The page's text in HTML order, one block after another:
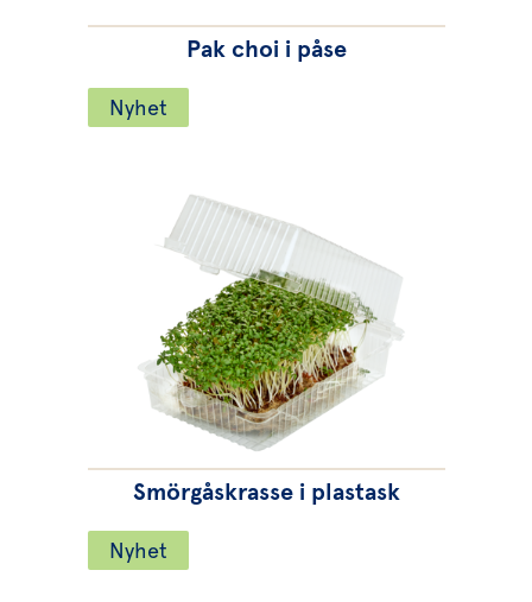
Pak choi i påse
Nyhet
Smörgåskrasse i plastask
Nyhet